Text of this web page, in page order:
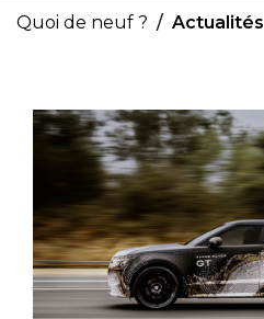
Quoi de neuf ? Actualités